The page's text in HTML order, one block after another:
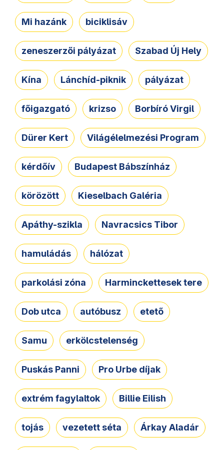
Mi hazánk biciklisáv
zeneszerzői pályázat Szabad Új Hely
Kína Lánchíd-piknik pályázat
főigazgató krizso Borbíró Virgil
Dürer Kert Világélelmezési Program
kérdőív Budapest Bábszínház
körözött Kieselbach Galéria
Apáthy-szikla Navracsics Tibor
hamuládás hálózat
parkolási zóna Harminckettesek tere
Dob utca autóbusz etető
Samu erkölcstelenség
Puskás Panni Pro Urbe díjak
extrém fagylaltok Billie Eilish
tojás vezetett séta Árkay Aladár